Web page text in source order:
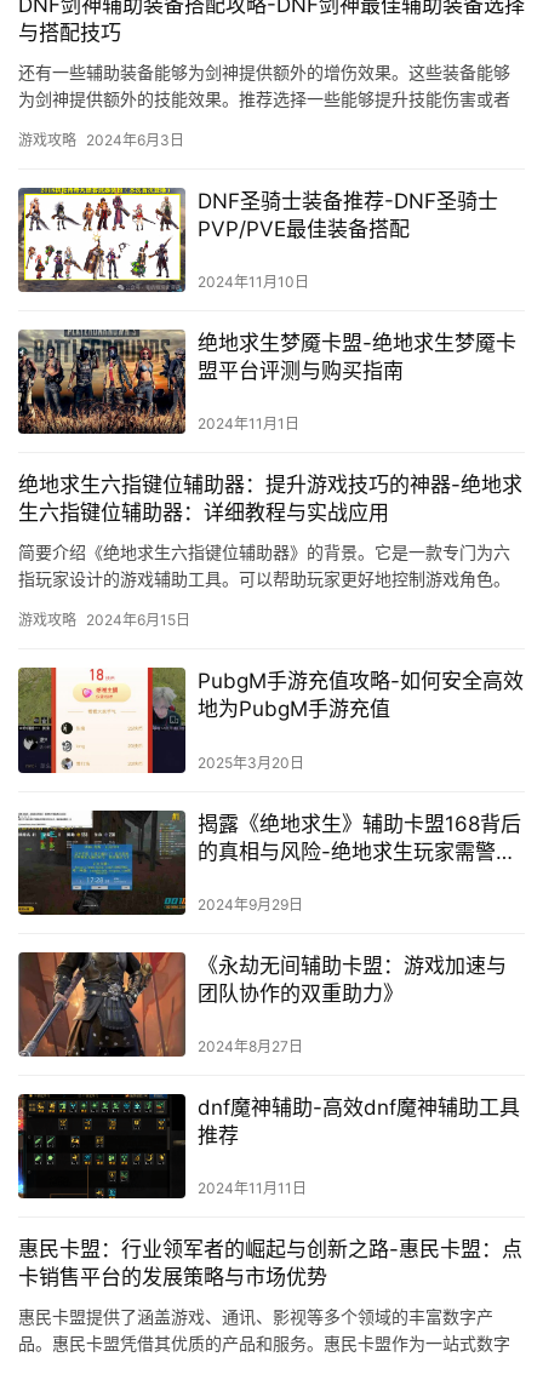
与搭配技巧
还有一些辅助装备能够为剑神提供额外的增伤效果。这些装备能够
为剑神提供额外的技能效果。推荐选择一些能够提升技能伤害或者
游戏攻略 2024年6月3日
DNF圣骑士装备推荐-DNF圣骑士
PVP/PVE最佳装备搭配
2024年11月10日
绝地求生梦魇卡盟-绝地求生梦魇卡
盟平台评测与购买指南
2024年11月1日
绝地求生六指键位辅助器：提升游戏技巧的神器-绝地求
生六指键位辅助器：详细教程与实战应用
简要介绍《绝地求生六指键位辅助器》的背景。它是一款专门为六
指玩家设计的游戏辅助工具。可以帮助玩家更好地控制游戏角色。
游戏攻略 2024年6月15日
PubgM手游充值攻略-如何安全高效
地为PubgM手游充值
2025年3月20日
揭露《绝地求生》辅助卡盟168背后
的真相与风险-绝地求生玩家需警
坏
2024年9月29日
《永劫无间辅助卡盟：游戏加速与
团队协作的双重助力》
2024年8月27日
dnf魔神辅助-高效dnf魔神辅助工具
推荐
2024年11月11日
惠民卡盟：行业领军者的崛起与创新之路-惠民卡盟：点
卡销售平台的发展策略与市场优势
惠民卡盟提供了涵盖游戏、通讯、影视等多个领域的丰富数字产
品。惠民卡盟凭借其优质的产品和服务。惠民卡盟作为一站式数字